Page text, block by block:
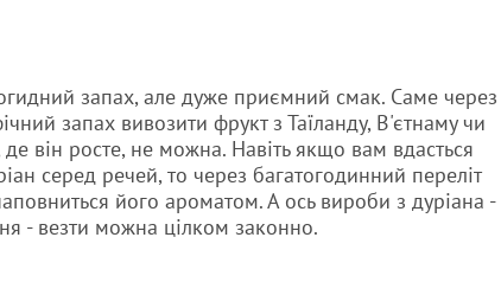
запах, але дуже приємний смак. Саме через
запах вивозити фрукт з Таїланду, В'єтнаму чи
де він росте, не можна. Навіть якщо вам вдасться
серед речей, то через багатогодинний переліт
його ароматом. А ось вироби з дуріана -
- везти можна цілком законно.